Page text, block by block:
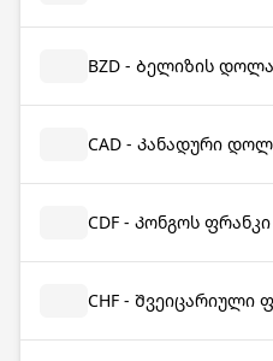
BZD - Ბელიზის
CAD - Კანადური
CDF - Კონგოს ფრანკი
CHF - Შვეიცარიული